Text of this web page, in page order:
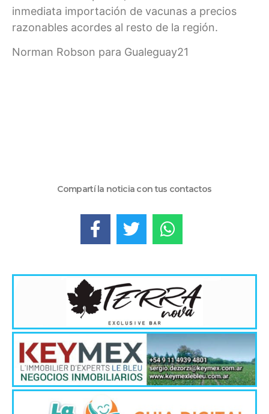
inmediata importación de vacunas a precios
razonables acordes al resto de la región.
Norman Robson para Gualeguay21
Compartí la noticia con tus contactos